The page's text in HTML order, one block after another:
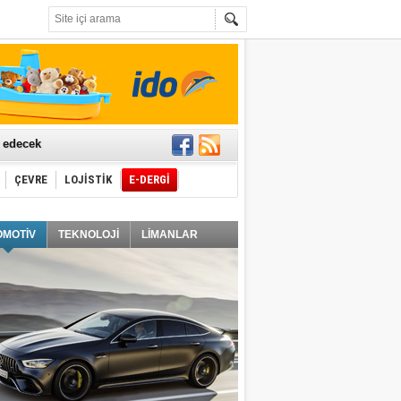
ÇEVRE LOJİSTİK E-DERGİ
TEKNOLOJİ LİMANLAR